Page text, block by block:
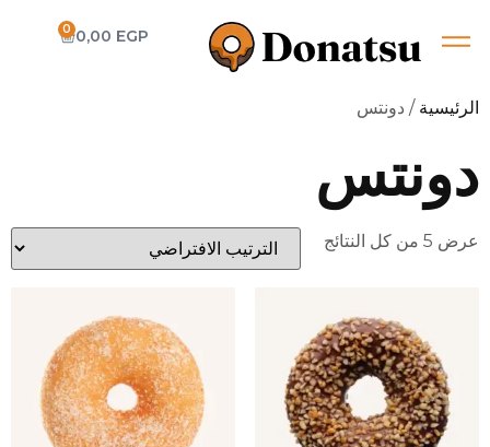
0,00 EGP
0
الرئيسية / دونتس
دونتس
عرض ⁦5⁩ من كل النتائج